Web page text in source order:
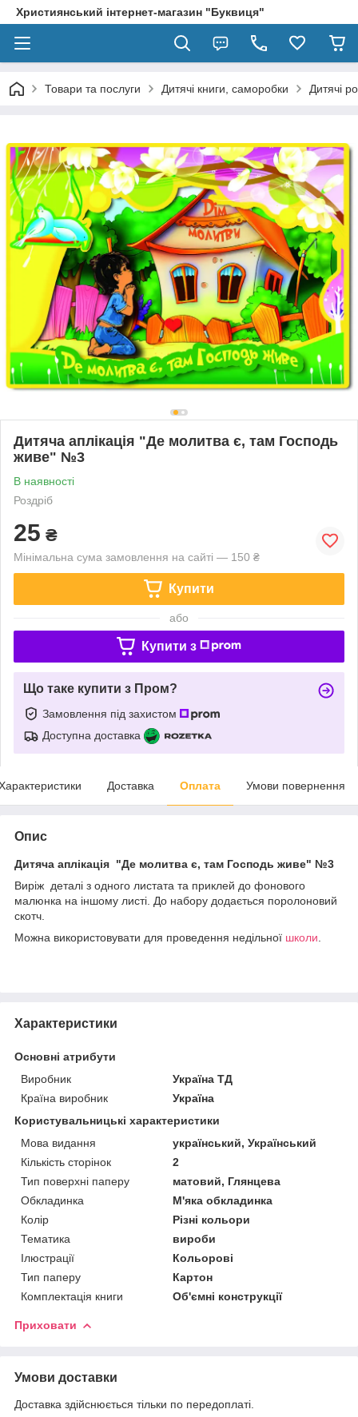
Християнський інтернет-магазин "Буквиця"
Товари та послуги Дитячі книги, саморобки Дитячі
Дитяча аплікація "Де молитва є, там Господь
живе" №3
В наявності
Роздріб
25 ₴
Мінімальна сума замовлення на сайті — 150 ₴
Купити
або
Купити з
Що таке купити з Пром?
Замовлення під захистом
Доступна доставка
Доставка Оплата Умови повернення
Опис
Дитяча аплікація "Де молитва є, там Господь живе" №3
Виріж деталі з одного листата та приклей до фонового
малюнка на іншому листі. До набору додається поролоновий
скотч.
Можна використовувати для проведення недільної школи
Характеристики
Основні атрибути
Виробник
Україна ТД
Країна виробник
Україна
Користувальницькі характеристики
Мова видання
український, Український
Кількість сторінок
2
Тип поверхні паперу
матовий, Глянцева
Обкладинка
М'яка обкладинка
Колір
Різні кольори
Тематика
вироби
Ілюстрації
Кольорові
Тип паперу
Картон
Комплектація книги
Об'ємні конструкції
Приховати
Умови доставки
Доставка здійснюється тільки по передоплаті.